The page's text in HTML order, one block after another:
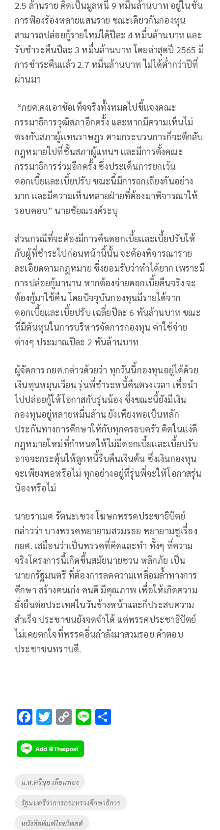
2.5 ล้านราย คิดเป็นมูลหนี้ 9 หมื่นล้านบาท อยู่ในชั้น
การฟ้องร้องหลายแสนราย ขณะเดียวกันกองทุน
สามารถปล่อยกู้รายใหม่ได้ปีละ 4 หมื่นล้านบาท และ
รับชำระคืนปีละ 3 หมื่นล้านบาท โดยล่าสุดปี 2565 มี
การชำระคืนแล้ว 2.7 หมื่นล้านบาท ไม่ได้ต่ำกว่าปีที่
ผ่านมา
“กยศ.คงเอาข้อเท็จจริงทั้งหมดไปชี้แจงคณะ
กรรมาธิการวุฒิสภาอีกครั้ง และหากมีความเห็นไม่
ตรงกับสภาผู้แทนราษฎร ตามกระบวนการก็จะตีกลับ
กฎหมายไปที่ชั้นสภาผู้แทนฯ และมีการตั้งคณะ
กรรมาธิการร่วมอีกครั้ง ซึ่งประเด็นการยกเว้น
ดอกเบี้ยและเบี้ยปรับ ขณะนี้มีการถกเถียงกันอย่าง
มาก และมีความเห็นหลายฝ่ายที่ต้องมาพิจารณาให้
รอบคอบ” นายชัยณรงค์ระบุ
ส่วนกรณีที่จะต้องมีการคืนดอกเบี้ยและเบี้ยปรับให้
กับผู้ที่ชำระไปก่อนหน้านี้นั้น จะต้องพิจารณาราย
ละเอียดตามกฎหมาย ซึ่งยอมรับว่าทำได้ยาก เพราะมี
การปล่อยกู้มานาน หากต้องจ่ายดอกเบี้ยคืนจริง จะ
ต้องกู้มาใช้คืน โดยปัจจุบันกองทุนมีรายได้จาก
ดอกเบี้ยและเบี้ยปรับ เฉลี่ยปีละ 6 พันล้านบาท ขณะ
ที่มีต้นทุนในการบริหารจัดการกองทุน ค่าใช้จ่าย
ต่างๆ ประมาณปีละ 2 พันล้านบาท
ผู้จัดการ กยศ.กล่าวด้วยว่า ทุกวันนี้กองทุนอยู่ได้ด้วย
เงินทุนหมุนเวียน รุ่นพี่ชำระหนี้คืนตรงเวลา เพื่อนำ
ไปปล่อยกู้ให้โอกาสกับรุ่นน้อง ซึ่งขณะนี้ยังมีเงิน
กองทุนอยู่หลายหมื่นล้าน ยังเพียงพอเป็นหลัก
ประกันทางการศึกษาให้กับทุกครอบครัว คิดในแง่ดี
กฎหมายใหม่ที่กำหนดให้ไม่มีดอกเบี้ยและเบี้ยปรับ
อาจจะกระตุ้นให้ลูกหนี้รีบคืนเงินต้น ซึ่งเงินกองทุน
จะเพียงพอหรือไม่ ทุกอย่างอยู่ที่รุ่นพี่จะให้โอกาสรุ่น
น้องหรือไม่
นายราเมศ รัตนะเชวง โฆษกพรรคประชาธิปัตย์
กล่าวว่า บางพรรคพยายามสวมรอย พยายามชูเรื่อง
กยศ. เสมือนว่าเป็นพรรคที่คิดและทำ ทั้งๆ ที่ความ
จริงโครงการนี้เกิดขึ้นสมัยนายชวน หลีกภัย เป็น
นายกรัฐมนตรี ที่ต้องการลดความเหลื่อมล้ำทางการ
ศึกษา สร้างคนเก่ง คนดี มีคุณภาพ เพื่อให้เกิดความ
ยั่งยืนต่อประเทศในวันข้างหน้าและก็ประสบความ
สำเร็จ ประชาชนยังจดจำได้ แต่พรรคประชาธิปัตย์
ไม่เคยตกใจที่พรรคอื่นกำลังมาสวมรอย คำตอบ
ประชาชนทราบดี.
F
e
b
o
k
T
tt
er
C
p
y
Li
k
Li
Tags
น.ส.ตรีนุช เทียนทอง
รัฐมนตรีว่าการกระทรวงศึกษาธิการ
หนังสือพิมพ์ไทยโพสต์